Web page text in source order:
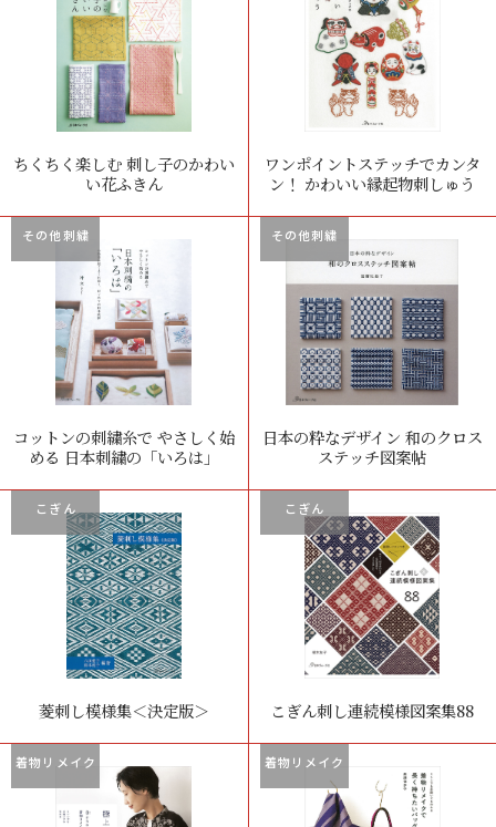
ちくちく楽しむ 刺し子のかわい
い花ふきん
ワンポイントステッチでカンタ
ン！ かわいい縁起物刺しゅう
その他刺繍
コットンの刺繍糸で やさしく始
める 日本刺繍の「いろは」
その他刺繍
日本の粋なデザイン 和のクロス
ステッチ図案帖
こぎん
菱刺し模様集＜決定版＞
こぎん
こぎん刺し連続模様図案集88
着物リメイク 着物リメイク